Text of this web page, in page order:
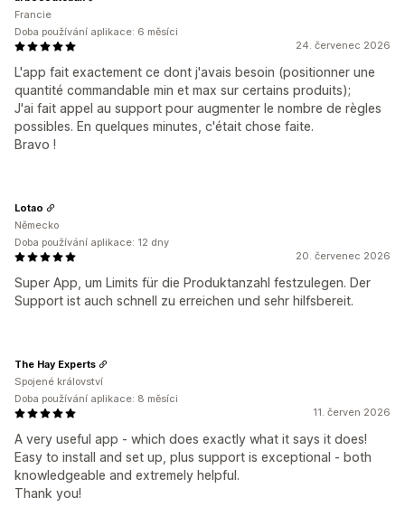
24. červenec 2026
L'app fait exactement ce dont j'avais besoin (positionner une
quantité commandable min et max sur certains produits);
J'ai fait appel au support pour augmenter le nombre de règles
possibles. En quelques minutes, c'était chose faite.
Bravo !
Francie
Doba používání aplikace: 6 měsíci
20. červenec 2026
Super App, um Limits für die Produktanzahl festzulegen. Der
Support ist auch schnell zu erreichen und sehr hilfsbereit.
Lotao
Německo
Doba používání aplikace: 12 dny
11. červen 2026
A very useful app - which does exactly what it says it does!
Easy to install and set up, plus support is exceptional - both
knowledgeable and extremely helpful.
Thank you!
The Hay Experts
Spojené království
Doba používání aplikace: 8 měsíci